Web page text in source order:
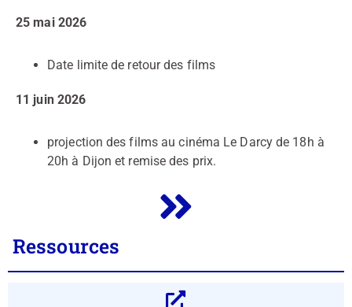
25 mai 2026
Date limite de retour des films
11 juin 2026
projection des films au cinéma Le Darcy de 18h à
20h à Dijon et remise des prix.
Ressources